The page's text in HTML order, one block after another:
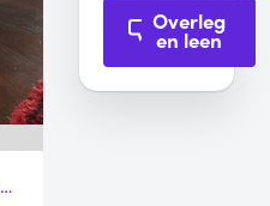
Accuboormachine
Overleg
en leen